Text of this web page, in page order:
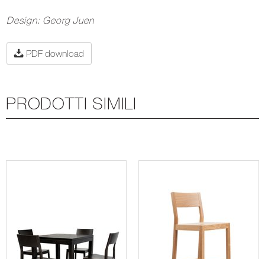
Design: Georg Juen
PDF download
PRODOTTI SIMILI